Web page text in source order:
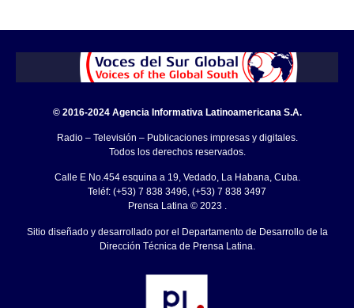
© 2016-2024 Agencia Informativa Latinoamericana S.A.
Radio – Televisión – Publicaciones impresas y digitales.
Todos los derechos reservados.
Calle E No.454 esquina a 19, Vedado, La Habana, Cuba.
Teléf: (+53) 7 838 3496, (+53) 7 838 3497
Prensa Latina © 2023 .
Sitio diseñado y desarrollado por el Departamento de Desarrollo de la
Dirección Técnica de Prensa Latina.